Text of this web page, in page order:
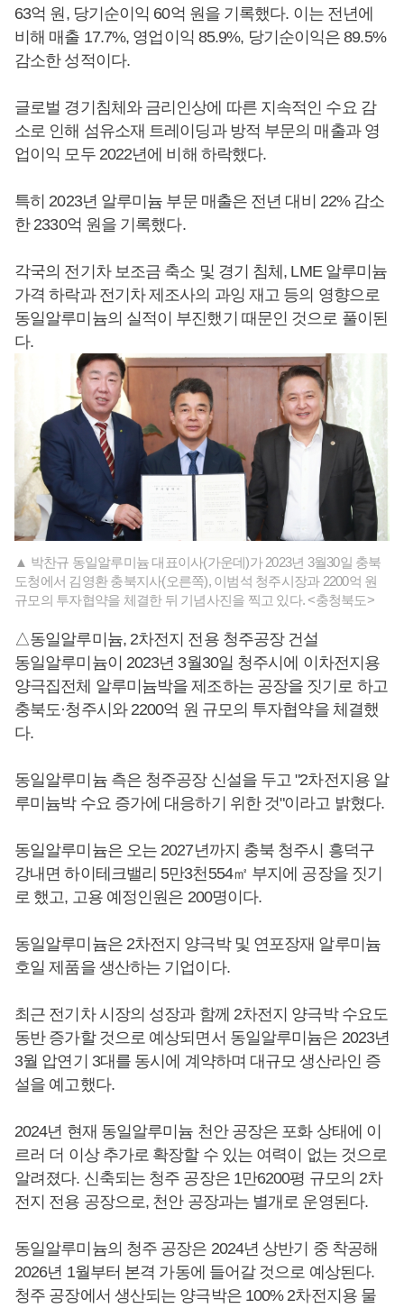
63억 원, 당기순이익 60억 원을 기록했다. 이는 전년에
비해 매출 17.7%, 영업이익 85.9%, 당기순이익은 89.5%
감소한 성적이다.
글로벌 경기침체와 금리인상에 따른 지속적인 수요 감
소로 인해 섬유소재 트레이딩과 방적 부문의 매출과 영
업이익 모두 2022년에 비해 하락했다.
특히 2023년 알루미늄 부문 매출은 전년 대비 22% 감소
한 2330억 원을 기록했다.
각국의 전기차 보조금 축소 및 경기 침체, LME 알루미늄
가격 하락과 전기차 제조사의 과잉 재고 등의 영향으로
동일알루미늄의 실적이 부진했기 때문인 것으로 풀이된
다.
▲ 박찬규 동일알루미늄 대표이사(가운데)가 2023년 3월30일 충북
도청에서 김영환 충북지사(오른쪽), 이범석 청주시장과 2200억 원
규모의 투자협약을 체결한 뒤 기념사진을 찍고 있다. <충청북도>
△동일알루미늄, 2차전지 전용 청주공장 건설
동일알루미늄이 2023년 3월30일 청주시에 이차전지용
양극집전체 알루미늄박을 제조하는 공장을 짓기로 하고
충북도·청주시와 2200억 원 규모의 투자협약을 체결했
다.
동일알루미늄 측은 청주공장 신설을 두고 "2차전지용 알
루미늄박 수요 증가에 대응하기 위한 것"이라고 밝혔다.
동일알루미늄은 오는 2027년까지 충북 청주시 흥덕구
강내면 하이테크밸리 5만3천554㎡ 부지에 공장을 짓기
로 했고, 고용 예정인원은 200명이다.
동일알루미늄은 2차전지 양극박 및 연포장재 알루미늄
호일 제품을 생산하는 기업이다.
최근 전기차 시장의 성장과 함께 2차전지 양극박 수요도
동반 증가할 것으로 예상되면서 동일알루미늄은 2023년
3월 압연기 3대를 동시에 계약하며 대규모 생산라인 증
설을 예고했다.
2024년 현재 동일알루미늄 천안 공장은 포화 상태에 이
르러 더 이상 추가로 확장할 수 있는 여력이 없는 것으로
알려졌다. 신축되는 청주 공장은 1만6200평 규모의 2차
전지 전용 공장으로, 천안 공장과는 별개로 운영된다.
동일알루미늄의 청주 공장은 2024년 상반기 중 착공해
2026년 1월부터 본격 가동에 들어갈 것으로 예상된다.
청주 공장에서 생산되는 양극박은 100% 2차전지용 물